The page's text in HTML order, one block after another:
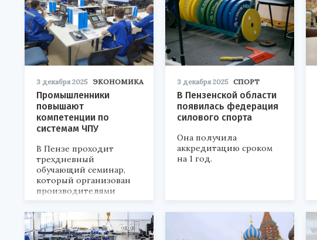
3 декабря 2025 ЭКОНОМИКА
Промышленники
повышают
компетенции по
системам ЧПУ
В Пензе проходит
трехдневный
обучающий семинар,
который организован
производителями
приборов и средств
промышленной
автоматизации.
3 декабря 2025 СПОРТ
В Пензенской области
появилась федерация
силового спорта
Она получила
аккредитацию сроком
на 1 год.